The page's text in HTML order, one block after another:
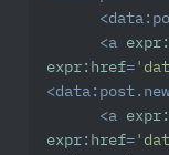
<
<a
expr:href=
<
<a
expr:href=